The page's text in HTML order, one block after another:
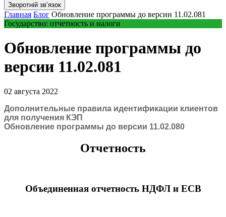
Зворотній звʼязок
Главная Блог Обновление программы до версии 11.02.081
Государство: отчетность и налоги
Обновление программы до
версии 11.02.081
02 августа 2022
Дополнительные правила идентификации клиентов
для получения КЭП
Обновление программы до версии 11.02.080
Отчетность
Объединенная отчетность НДФЛ и ЕСВ